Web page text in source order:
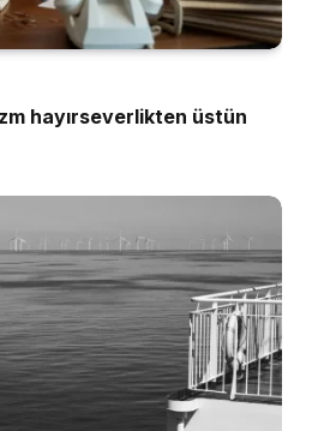
hayırseverlikten üstün